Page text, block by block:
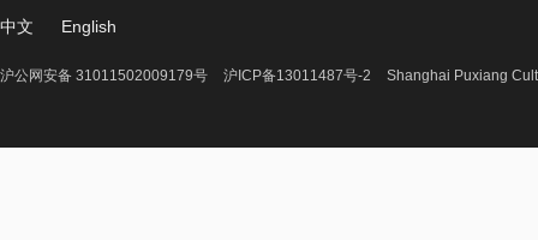
中文 English
沪公网安备 31011502009179号 沪ICP备13011487号-2 Shanghai Puxiang